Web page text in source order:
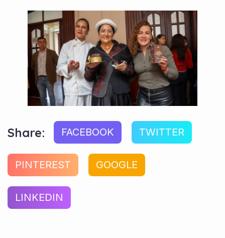
Share: FACEBOOK TWITTER
PINTEREST GOOGLE
LINKEDIN